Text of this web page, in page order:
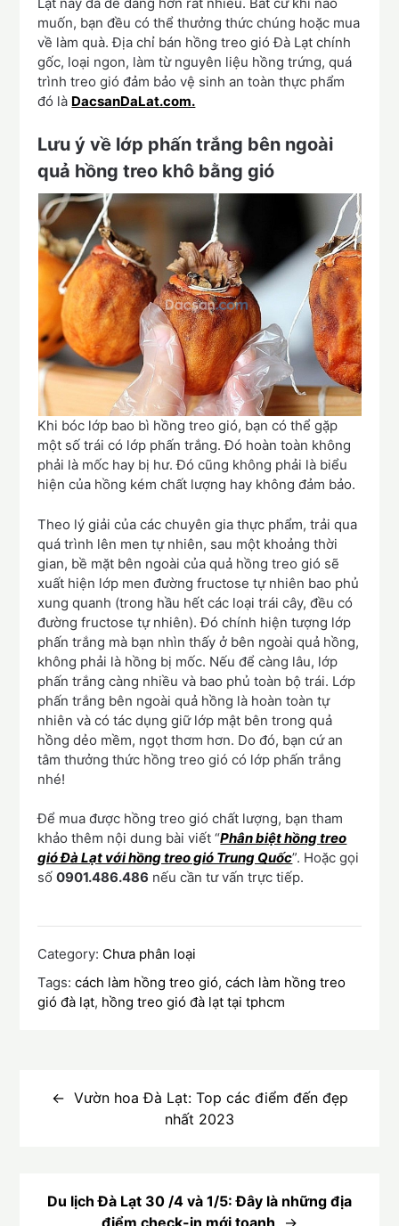
muốn, bạn đều có thể thưởng thức chúng hoặc mua
về làm quà. Địa chỉ bán hồng treo gió Đà Lạt chính
gốc, loại ngon, làm từ nguyên liệu hồng trứng, quá
trình treo gió đảm bảo vệ sinh an toàn thực phẩm
đó là DacsanDaLat.com.
Lưu ý về lớp phấn trắng bên ngoài
quả hồng treo khô bằng gió
Khi bóc lớp bao bì hồng treo gió, bạn có thể gặp
một số trái có lớp phấn trắng. Đó hoàn toàn không
phải là mốc hay bị hư. Đó cũng không phải là biểu
hiện của hồng kém chất lượng hay không đảm bảo.
Theo lý giải của các chuyên gia thực phẩm, trải qua
quá trình lên men tự nhiên, sau một khoảng thời
gian, bề mặt bên ngoài của quả hồng treo gió sẽ
xuất hiện lớp men đường fructose tự nhiên bao phủ
xung quanh (trong hầu hết các loại trái cây, đều có
đường fructose tự nhiên). Đó chính hiện tượng lớp
phấn trắng mà bạn nhìn thấy ở bên ngoài quả hồng,
không phải là hồng bị mốc. Nếu để càng lâu, lớp
phấn trắng càng nhiều và bao phủ toàn bộ trái. Lớp
phấn trắng bên ngoài quả hồng là hoàn toàn tự
nhiên và có tác dụng giữ lớp mật bên trong quả
hồng dẻo mềm, ngọt thơm hơn. Do đó, bạn cứ an
tâm thưởng thức hồng treo gió có lớp phấn trắng
nhé!
Để mua được hồng treo gió chất lượng, bạn tham
khảo thêm nội dung bài viết “Phân biệt hồng treo
gió Đà Lạt với hồng treo gió Trung Quốc”. Hoặc gọi
số0901.486.486 nếu cần tư vấn trực tiếp.
Category: Chưa phân loại
Tags:cách làm hồng treo gió,cách làm hồng treo
gió đà lạt, hồng treo gió đà lạt tại tphcm
hướngVườn hoa Đà Lạt: Top các điểm đến đẹp
nhất 2023
Du lịch Đà Lạt 30 /4 và 1/5: Đây là những địa
điểm check-in mới toanh